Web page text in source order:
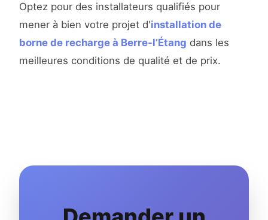
Optez pour des installateurs qualifiés pour
mener à bien votre projet d'installation de
borne de recharge à Berre-l’Étang dans les
meilleures conditions de qualité et de prix.